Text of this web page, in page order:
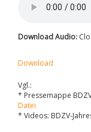
Download Audio:
Download
Vgl.:
* Pressemappe
Datei
* Videos: BDZV-